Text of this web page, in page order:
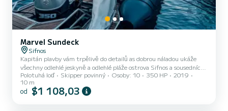
Marvel Sundeck
Sifnos
Kapitán plavby vám trpělivě do detailů as dobrou náladou ukáže
všechny odlehlé jeskyně a odlehlé pláže ostrova Sifnos a sousedních
Kyklad. Vyberte si mezi navrhovanými plavbami nebo vám můžeme
přizpůsobit prohlídku podle vašeho přání.
Polotuhá loď Skipper povinný Osoby: 10 350 HP
2019
10 m
od $1 108,03